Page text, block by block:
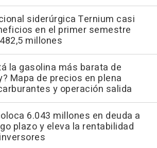
siderúrgica Ternium casi
en el primer semestre
millones
la gasolina más barata de
Mapa de precios en plena
y operación salida
6.043 millones en deuda a
plazo y eleva la rentabilidad